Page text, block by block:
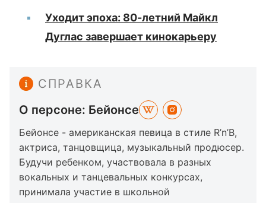
Уходит эпоха: 80-летний Майкл
Дуглас завершает кинокарьеру
СПРАВКА
О персоне: Бейонсе
Бейонсе - американская певица в стиле R’n’B,
актриса, танцовщица, музыкальный продюсер.
Будучи ребенком, участвовала в разных
вокальных и танцевальных конкурсах,
принимала участие в школьной